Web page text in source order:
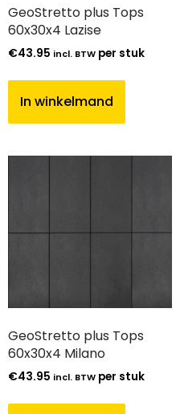
GeoStretto plus Tops
60x30x4 Lazise
€43.95 incl. BTW per stuk
In winkelmand
GeoStretto plus Tops
60x30x4 Milano
€43.95 incl. BTW per stuk